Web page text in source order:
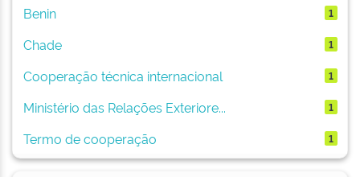
Benin
1
Chade 1
Cooperação técnica internacional 1
Ministério das Relações Exteriore... 1
Termo de cooperação 1